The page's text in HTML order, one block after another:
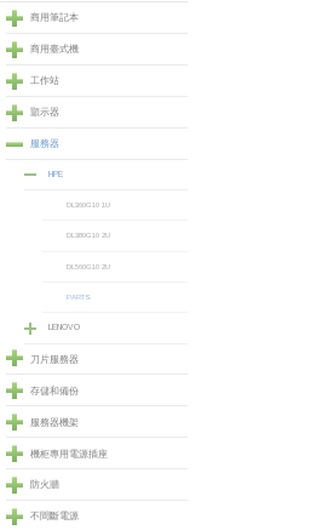
商用筆記本
商用臺式機
工作站
顥示器
服務器
HPE
DL360G10 1U
DL380G10 2U
DL560G10 2U
PARTS
LENOVO
刀片服務器
存儲和備份
服務器機架
機柜專用電源插座
防火牆
不間斷電源